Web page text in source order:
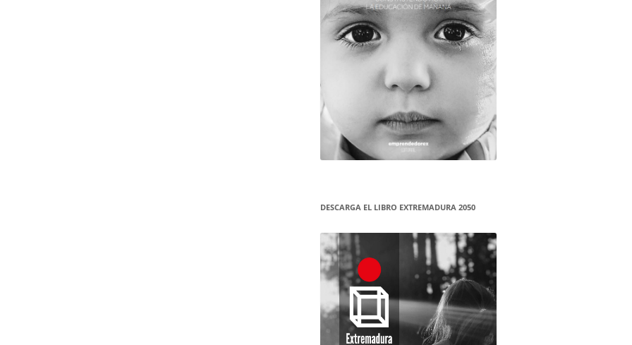
DESCARGA EL LIBRO EXTREMADURA 2050